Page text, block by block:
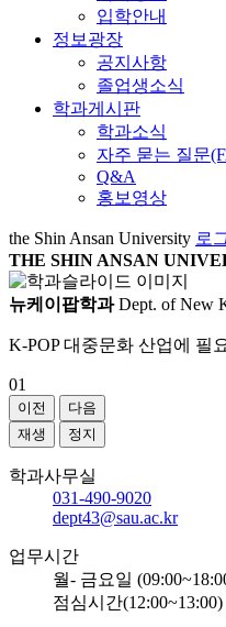
입학안내
정보광장
공지사항
졸업생소식
학과게시판
학과소식
자주 묻는 질문
Q&A
홍보영상
the Shin Ansan University 로
THE SHIN ANSAN
뉴케이팝학과 Dept. of New
K-POP 대중문화 산업에 필
01
이전
다음
재생
정지
학과사무실
031-490-9020
dept43@sau.ac.kr
업무시간
월- 금요일
점심시간(12:00~13:00)